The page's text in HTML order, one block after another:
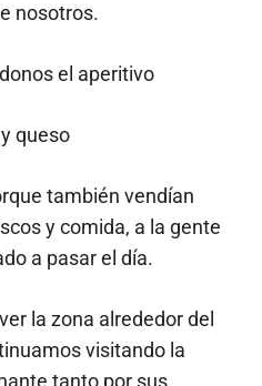
nosotros.
también vendían
y comida, a la gente
a pasar el día.
la zona alrededor del
visitando la
tanto por sus